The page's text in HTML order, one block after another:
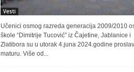
Vesti
Učenici osmog razreda generacija 2009/2010
škole “Dimitrije Tucović” iz Čajetine, Jablanice i
Zlatibora su u utorak 4.juna 2024.godine
maturu. Više od...